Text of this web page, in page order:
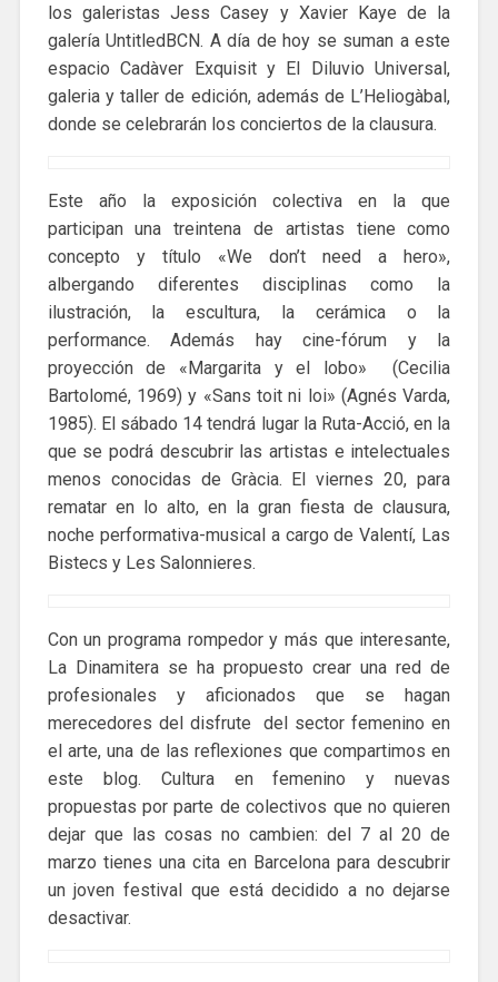
los galeristas Jess Casey y Xavier Kaye de la
galería UntitledBCN. A día de hoy se suman a este
espacio Cadàver Exquisit y El Diluvio Universal,
galeria y taller de edición, además de L’Heliogàbal,
donde se celebrarán los conciertos de la clausura.
Este año la exposición colectiva en la que
participan una treintena de artistas tiene como
concepto y título «We don’t need a hero»,
albergando diferentes disciplinas como la
ilustración, la escultura, la cerámica o la
performance. Además hay cine-fórum y la
proyección de «Margarita y el lobo» (Cecilia
Bartolomé, 1969) y «Sans toit ni loi» (Agnés Varda,
1985). El sábado 14 tendrá lugar la Ruta-Acció, en la
que se podrá descubrir las artistas e intelectuales
menos conocidas de Gràcia. El viernes 20, para
rematar en lo alto, en la gran fiesta de clausura,
noche performativa-musical a cargo de Valentí, Las
Bistecs y Les Salonnieres.
Con un programa rompedor y más que interesante,
La Dinamitera se ha propuesto crear una red de
profesionales y aficionados que se hagan
merecedores del disfrute del sector femenino en
el arte, una de las reflexiones que compartimos en
este blog. Cultura en femenino y nuevas
propuestas por parte de colectivos que no quieren
dejar que las cosas no cambien: del 7 al 20 de
marzo tienes una cita en Barcelona para descubrir
un joven festival que está decidido a no dejarse
desactivar.